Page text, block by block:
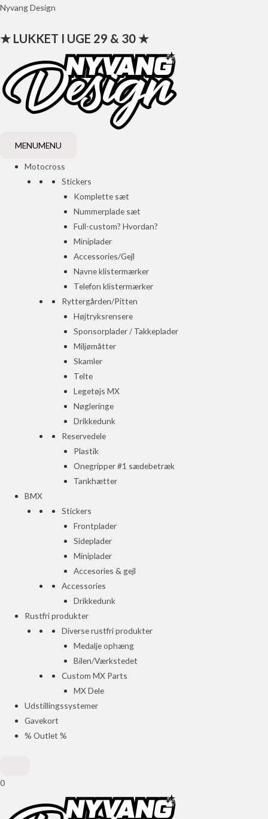
Gå
indholdet
Nyvang Design
★ LUKKET I UGE 29 & 30 ★
MENUMENU
Motocross
Stickers
Komplette sæt
Nummerplade sæt
Full-custom? Hvordan?
Miniplader
Accessories/Gejl
Navne klistermærker
Telefon klistermærker
Ryttergården/Pitten
Højtryksrensere
Sponsorplader / Takkeplader
Miljømåtter
Skamler
Telte
Legetøjs MX
Nøgleringe
Drikkedunk
Reservedele
Plastik
Onegripper #1 sædebetræk
Tankhætter
BMX
Stickers
Frontplader
Sideplader
Miniplader
Accesories & gejl
Accessories
Drikkedunk
Rustfri produkter
Diverse rustfri produkter
Medalje ophæng
Bilen/Værkstedet
Custom MX Parts
MX Dele
Udstillingssystemer
Gavekort
% Outlet %
0